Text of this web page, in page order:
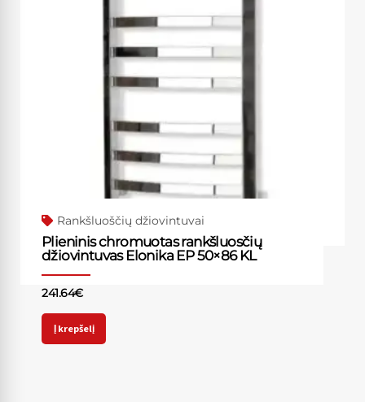
Rankšluoščių džiovintuvai
Plieninis chromuotas rankšluosčių
džiovintuvas Elonika EP 50×86 KL
241.64€
Į krepšelį